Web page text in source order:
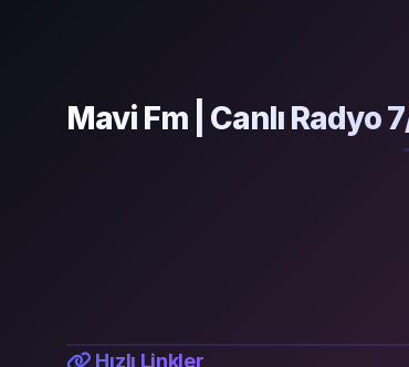
Mavi Fm | Canlı Radyo
Hızlı Linkler